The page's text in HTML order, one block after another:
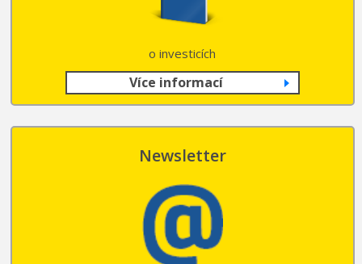
o investicích
Více informací
Newsletter